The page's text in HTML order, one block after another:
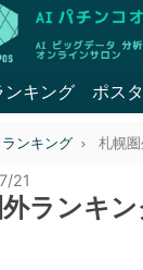
ンキング ポス
ランキング 札幌
21
外ランキ